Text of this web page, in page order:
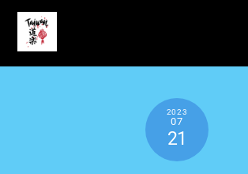
Skip
content
2023
07
21